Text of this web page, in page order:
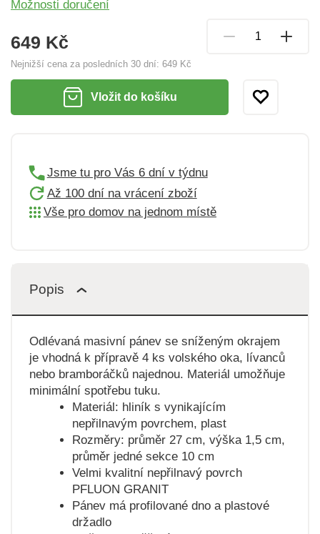
649 Kč
Nejnižší cena za posledních 30 dní: 649 Kč
Možnosti doručení
Vložit do košíku
Jsme tu pro Vás 6 dní v týdnu
Až 100 dní na vrácení zboží
Vše pro domov na jednom místě
Popis
Odlévaná masivní pánev se sníženým okrajem
je vhodná k přípravě 4 ks volského oka, lívanců
nebo bramboráčků najednou. Materiál umožňuje
minimální spotřebu tuku.
Materiál: hliník s vynikajícím
nepřilnavým povrchem, plast
Rozměry: průměr 27 cm, výška 1,5 cm,
průměr jedné sekce 10 cm
Velmi kvalitní nepřilnavý povrch
PFLUON GRANIT
Pánev má profilované dno a plastové
držadlo